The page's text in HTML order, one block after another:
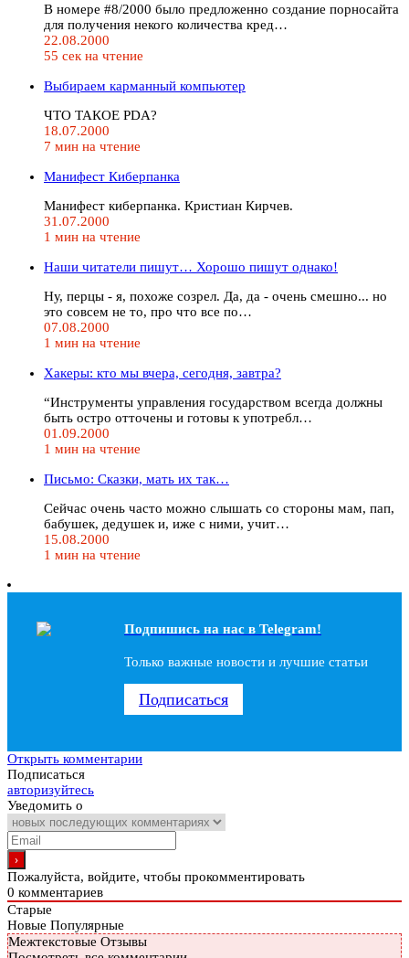
В номере #8/2000 было предложенно создание порносайта
для получения некого количества кред…
22.08.2000
55 сек на чтение
Выбираем карманный компьютер
ЧТО ТАКОЕ PDA?
18.07.2000
7 мин на чтение
Манифест Киберпанка
Манифест киберпанка. Кристиан Кирчев.
31.07.2000
1 мин на чтение
Наши читатели пишут… Хорошо пишут однако!
Ну, перцы - я, похоже созрел. Да, да - очень смешно... но
это совсем не то, про что все по…
07.08.2000
1 мин на чтение
Хакеры: кто мы вчера, сегодня, завтра?
“Инструменты управления государством всегда должны
быть остро отточены и готовы к употребл…
01.09.2000
1 мин на чтение
Письмо: Сказки, мать их так…
Сейчас очень часто можно слышать со стороны мам, пап,
бабушек, дедушек и, иже с ними, учит…
15.08.2000
1 мин на чтение
Подпишись на наc в Telegram!
Только важные новости и лучшие статьи
Подписаться
Открыть комментарии
Подписаться
авторизуйтесь
Уведомить о
Пожалуйста, войдите, чтобы прокомментировать
0 комментариев
Старые
Новые Популярные
Межтекстовые Отзывы